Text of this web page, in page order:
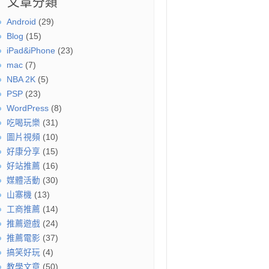
Android (29)
Blog (15)
iPad&iPhone (23)
mac (7)
NBA 2K (5)
PSP (23)
WordPress (8)
吃喝玩樂 (31)
圖片視頻 (10)
好康分享 (15)
好站推薦 (16)
媒體活動 (30)
山寨機 (13)
工商推薦 (14)
推薦遊戲 (24)
推薦電影 (37)
搞笑好玩 (4)
教學文章 (50)